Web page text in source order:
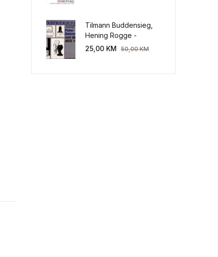
Tilmann Buddensieg,
Hening Rogge -
Industriekultur: Peter
25,00 KM 50,00KM